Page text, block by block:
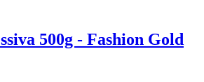
500g - Fashion Gold